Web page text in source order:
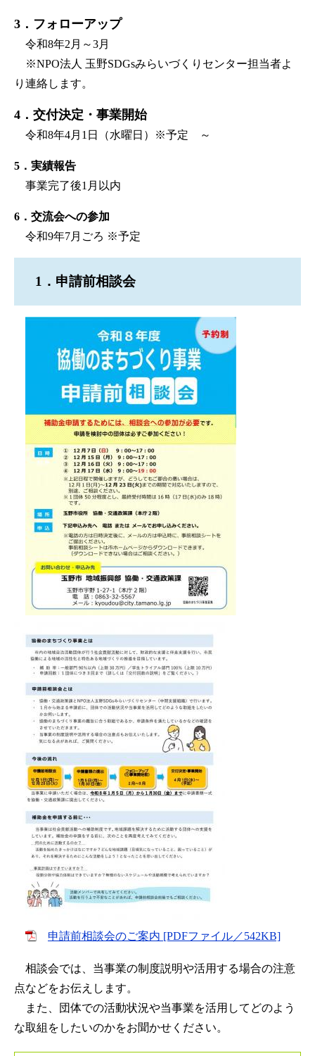
3．フォローアップ
令和8年2月～3月
※NPO法人 玉野SDGsみらいづくりセンター担当者よ
り連絡します。
4．交付決定・事業開始
令和8年4月1日（水曜日）※予定 ～
5．実績報告
事業完了後1月以内
6．交流会への参加
令和9年7月ごろ ※予定
1．申請前相談会
申請前相談会のご案内 [PDFファイル／542KB]
相談会では、当事業の制度説明や活用する場合の注意
点などをお伝えします。
また、団体での活動状況や当事業を活用してどのよう
な取組をしたいのかをお聞かせください。